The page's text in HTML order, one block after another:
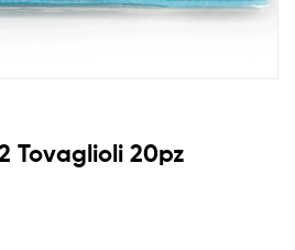
Tovaglioli 20pz